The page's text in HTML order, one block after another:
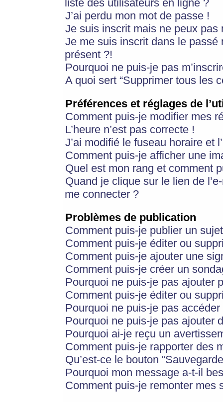
liste des utilisateurs en ligne ?
J’ai perdu mon mot de passe !
Je suis inscrit mais ne peux pas
Je me suis inscrit dans le
présent ?!
Pourquoi ne puis-je pas
A quoi sert “Supprimer tous les
Préférences et réglages de
Comment puis-je modifier mes
L’heure n’est pas correcte !
J’ai modifié le fuseau horaire et
Comment puis-je afficher une
Quel est mon rang et comment
Quand je clique sur le lien de
me connecter ?
Problèmes de publication
Comment puis-je publier un
Comment puis-je éditer ou
Comment puis-je ajouter une
Comment puis-je créer un
Pourquoi ne puis-je pas ajouter
Comment puis-je éditer ou
Pourquoi ne puis-je pas
Pourquoi ne puis-je pas ajouter
Pourquoi ai-je reçu un
Comment puis-je rapporter des
Qu’est-ce le bouton
Pourquoi mon message a-t-il
Comment puis-je remonter mes